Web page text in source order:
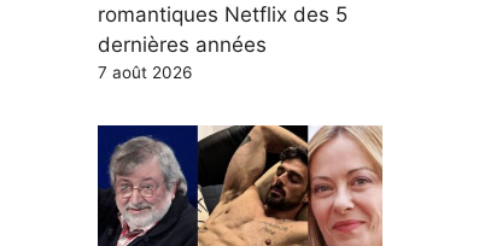
romantiques Netflix des 5
dernières années
7 août 2026